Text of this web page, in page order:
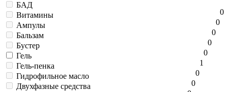
БАД
0
Витамины
0
Ампулы
0
Бальзам
0
Бустер
0
Гель
1
Гель-пенка
0
Гидрофильное масло
0
Двухфазные средства